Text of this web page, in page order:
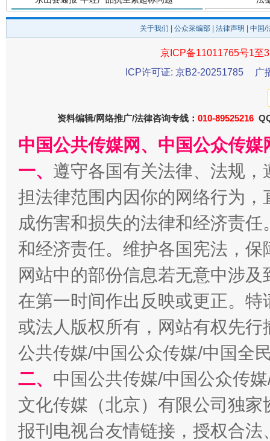
揭开“小金库”的免责幌子
受贿1.44亿！段成刚被判无期 从幼
关于我们 公众采编部 法律声明 | 中国
京ICP备11011765号1至
ICP许可证: 京B2-20251785
广
资料编辑/网络推广/法律咨询专线： 010-89525216
中国公共传媒网、中国公众传
一、 遵守各国有关法律、法规
担法律范围内因你的网络行为
成伤害和损失的法律和经济责
和经济责任。维护各国宪法，
网站中的部份信息若无意中涉
在第一时间作出反映或更正。
或法人版权所有，网站有权先
公共传媒/中国公众传媒/中国全
二、 中国公共传媒/中国公众传
文化传媒（北京）有限公司独
报刊电视台友情链接，授权合